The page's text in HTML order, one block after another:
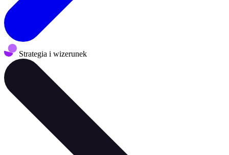
Strategia i wizerunek